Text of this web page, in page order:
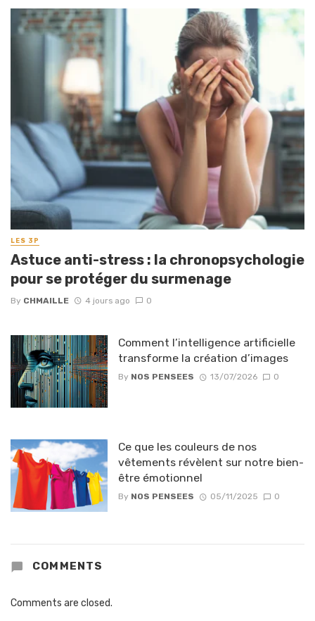
LES 3P
Astuce anti-stress : la chronopsychologie
pour se protéger du surmenage
By CHMAILLE 4 jours ago 0
Comment l’intelligence artificielle
transforme la création d’images
By NOS PENSEES 13/07/2026 0
Ce que les couleurs de nos
vêtements révèlent sur notre bien-
être émotionnel
By NOS PENSEES 05/11/2025 0
COMMENTS
Comments are closed.